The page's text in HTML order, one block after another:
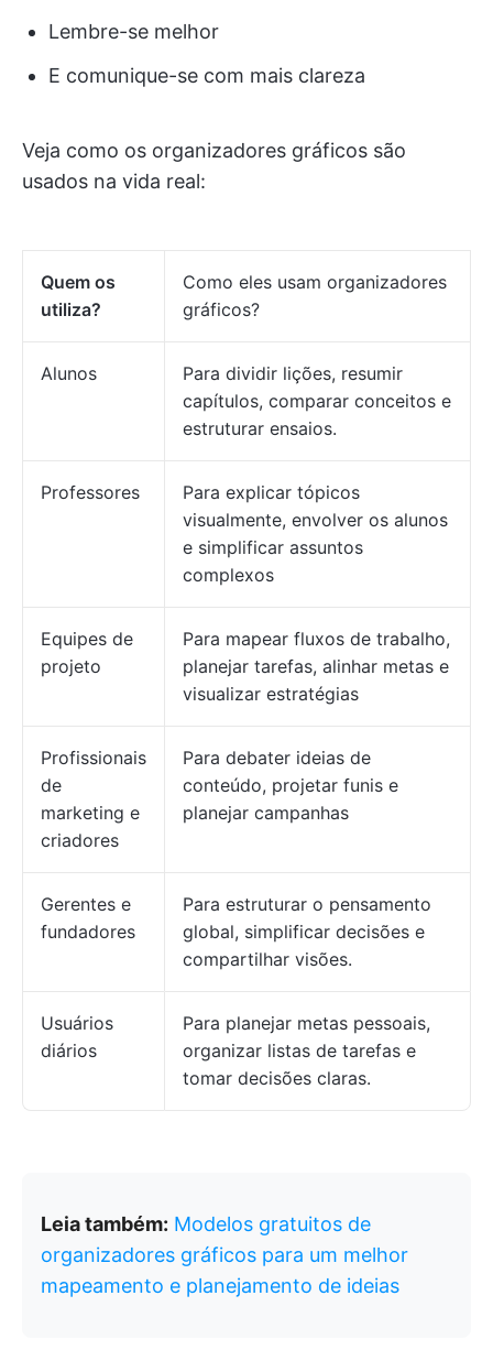
Lembre-se melhor
E comunique-se com mais clareza
Veja como os organizadores gráficos são
usados na vida real:
Quem os
utiliza?
Como eles usam organizadores
gráficos?
Alunos
Para dividir lições, resumir
capítulos, comparar conceitos e
estruturar ensaios.
Professores
Para explicar tópicos
visualmente, envolver os alunos
e simplificar assuntos
complexos
Equipes de
projeto
Para mapear fluxos de trabalho,
planejar tarefas, alinhar metas e
visualizar estratégias
Profissionais
de
marketing e
criadores
Para debater ideias de
conteúdo, projetar funis e
planejar campanhas
Gerentes e
fundadores
Para estruturar o pensamento
global, simplificar decisões e
compartilhar visões.
Usuários
diários
Para planejar metas pessoais,
organizar listas de tarefas e
tomar decisões claras.
Leia também: Modelos gratuitos de
organizadores gráficos para um melhor
mapeamento e planejamento de ideias